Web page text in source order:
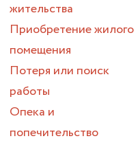
жительства
Приобретение жилого
помещения
Потеря или поиск
работы
Опека и
попечительство